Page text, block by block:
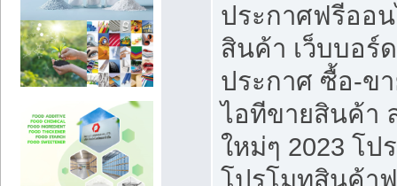
ประกาศฟรีออ
สินค้า เว็บบอร์
ประกาศ ซื้อ-ข
ไอทีขายสินค้า
ใหม่ๆ 2023 โป
โปรโมทสินค้า